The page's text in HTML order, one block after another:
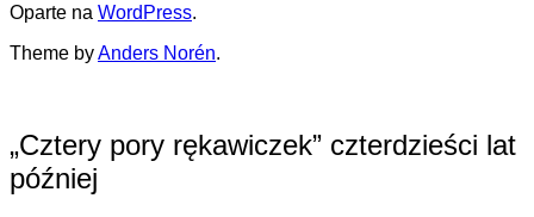
Oparte na WordPress.
Theme byAnders Norén.
„Cztery pory rękawiczek” czterdzieści lat
później